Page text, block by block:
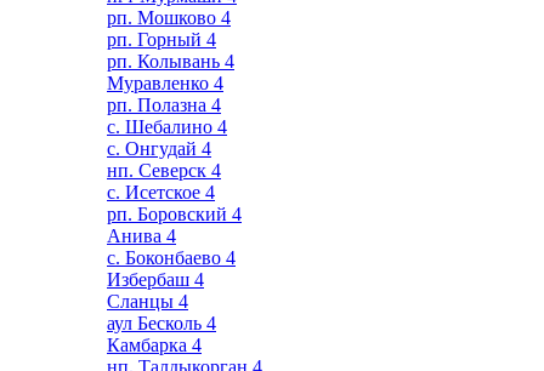
рп. Мошково 4
рп. Горный 4
рп. Колывань 4
Муравленко 4
рп. Полазна 4
с. Шебалино 4
с. Онгудай 4
нп. Северск 4
с. Исетское 4
рп. Боровский 4
Анива 4
с. Боконбаево 4
Избербаш 4
Сланцы 4
аул Бесколь 4
Камбарка 4
нп. Талдыкорган 4